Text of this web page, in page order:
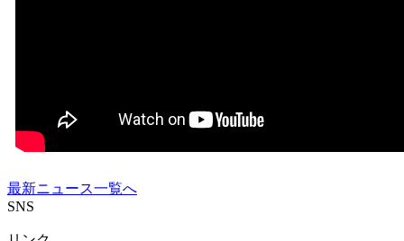
最新ニュース一覧へ
SNS